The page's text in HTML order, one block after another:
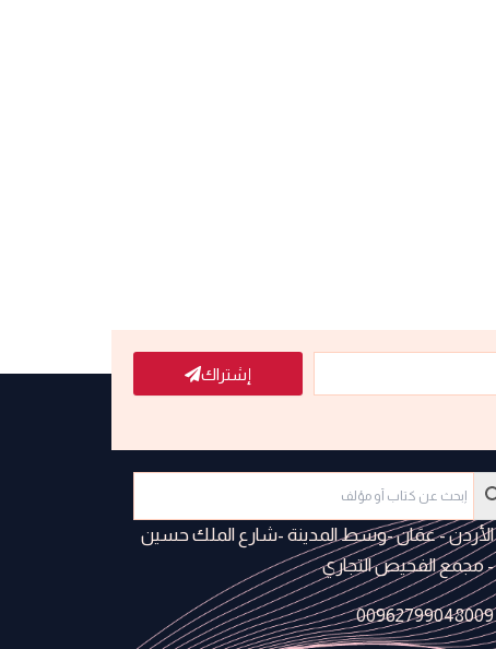
إشتراك
الأردن - عمَان -وسط المدينة -شارع الملك حسين
- مجمع الفحيص التجاري
00962799048009